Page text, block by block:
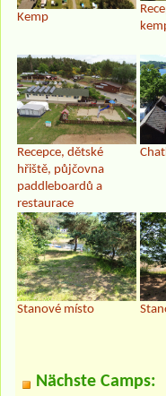
Kemp
Recepce, dětské
hřiště, půjčovna
paddleboardů a
restaurace
Stanové místo
Nächste Camps: